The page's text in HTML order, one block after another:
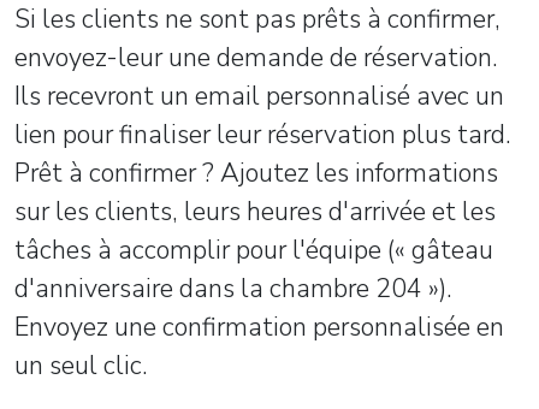
Si les clients ne sont pas prêts à confirmer,
envoyez-leur une demande de réservation.
Ils recevront un email personnalisé avec un
lien pour finaliser leur réservation plus tard.
Prêt à confirmer ? Ajoutez les informations
sur les clients, leurs heures d'arrivée et les
tâches à accomplir pour l'équipe (« gâteau
d'anniversaire dans la chambre 204 »).
Envoyez une confirmation personnalisée en
un seul clic.